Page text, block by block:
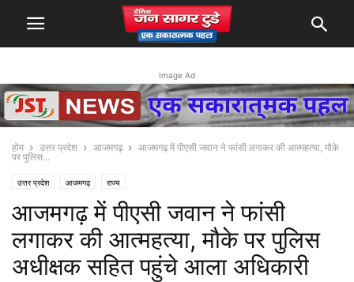
Image Ad
होम उत्तर प्रदेश आजमगढ़
आजमगढ़ में पीएसी जवान ने फांसी लगाकर की आत्महत्या, मौके
पर पुलिस...
उत्तर प्रदेश आजमगढ़ राज्य
आजमगढ़ में पीएसी जवान ने फांसी
लगाकर की आत्महत्या, मौके पर पुलिस
अधीक्षक सहित पहुंचे आला अधिकारी